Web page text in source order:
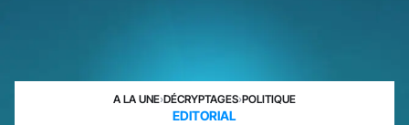
A LA UNE›DÉCRYPTAGES›POLITIQUE
EDITORIAL